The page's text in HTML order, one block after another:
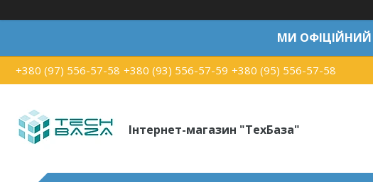
МИ ОФІЦІЙНИЙ
+380 (97) 556-57-58 +380 (93) 556-57-59 +380 (95) 556-57-58
Інтернет-магазин "ТехБаза"